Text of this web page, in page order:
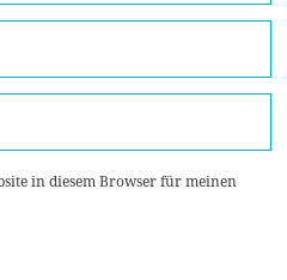
in diesem Browser für meinen